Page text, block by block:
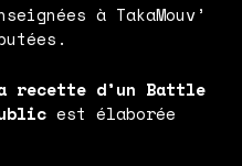
à TakaMouv’
recette d’un Battle
est élaborée